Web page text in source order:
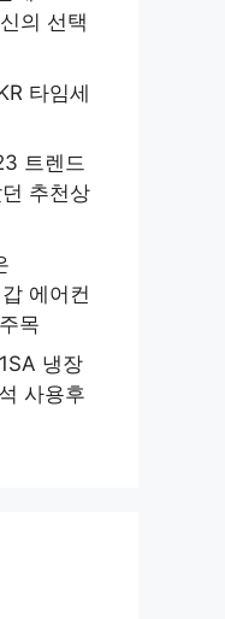
의 선택
타임세
트렌드
추천상
에어컨
목
냉장
사용후